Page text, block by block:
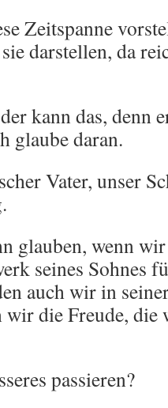
Zeitspanne
darstellen, da
kann das, denn
glaube daran.
Vater, unser
glauben, wenn
seines Sohnes
auch wir in
wir die Freude,
passieren?